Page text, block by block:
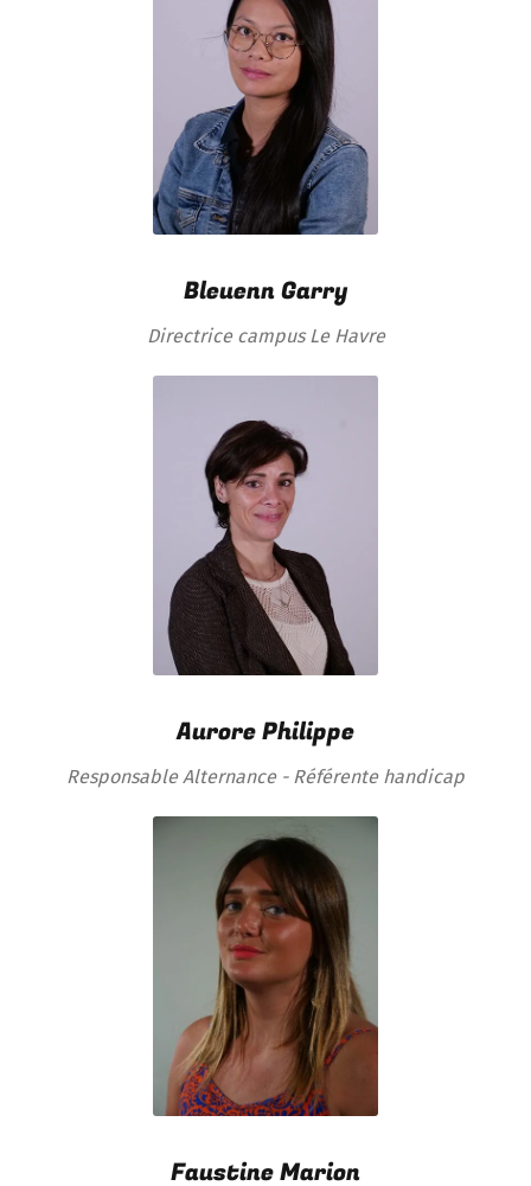
Bleuenn Garry
Directrice campus Le Havre
Aurore Philippe
Responsable Alternance - Référente handicap
Faustine Marion